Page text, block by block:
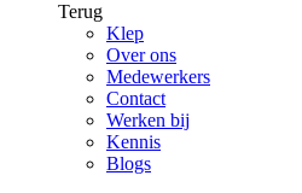
Terug
Klep
Over ons
Medewerkers
Contact
Werken bij
Kennis
Blogs